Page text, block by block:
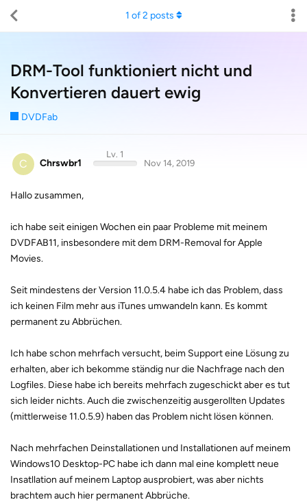
DRM-Tool funktioniert nicht und
Konvertieren dauert ewig
DVDFab
1 of2 posts
C Chrswbr1
Lv. 1
Nov 14, 2019
Hallo zusammen,
ich habe seit einigen Wochen ein paar Probleme mit meinem
DVDFAB11, insbesondere mit dem DRM-Removal for Apple
Movies.
Seit mindestens der Version 11.0.5.4 habe ich das Problem, dass
ich keinen Film mehr aus iTunes umwandeln kann. Es kommt
permanent zu Abbrüchen.
Ich habe schon mehrfach versucht, beim Support eine Lösung zu
erhalten, aber ich bekomme ständig nur die Nachfrage nach den
Logfiles. Diese habe ich bereits mehrfach zugeschickt aber es tut
sich leider nichts. Auch die zwischenzeitig ausgerollten Updates
(mittlerweise 11.0.5.9) haben das Problem nicht lösen können.
Nach mehrfachen Deinstallationen und Installationen auf meinem
Windows10 Desktop-PC habe ich dann mal eine komplett neue
Insatllation auf meinem Laptop ausprobiert, was aber nichts
brachtem auch hier permanent Abbrüche.